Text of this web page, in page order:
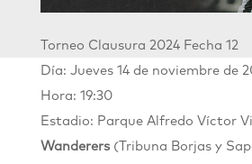
Torneo Clausura 2024 Fecha 12
Día: Jueves 14 de noviembre de
Hora: 19:30
Estadio: Parque Alfredo Víctor
Wanderers(Tribuna Borjas y